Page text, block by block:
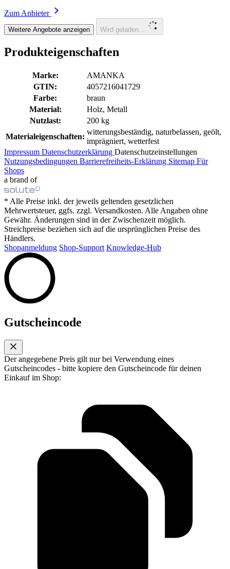
Zum Anbieter
Weitere Angebote anzeigen Wird geladen...
Produkteigenschaften
Marke:
AMANKA
GTIN:
4057216041729
Farbe:
braun
Material:
Holz, Metall
Nutzlast:
200 kg
Materialeigenschaften:
witterungsbeständig, naturbelassen, geölt,
imprägniert, wetterfest
Impressum Datenschutzerklärung Datenschutzeinstellungen
Nutzungsbedingungen Barrierefreiheits-Erklärung Sitemap Für
Shops
a brand of
* Alle Preise inkl. der jeweils geltenden gesetzlichen
Mehrwertsteuer, ggfs. zzgl. Versandkosten. Alle Angaben ohne
Gewähr. Änderungen sind in der Zwischenzeit möglich.
Streichpreise beziehen sich auf die ursprünglichen Preise des
Händlers.
Shopanmeldung Shop-Support Knowledge-Hub
Gutscheincode
Der angegebene Preis gilt nur bei Verwendung eines
Gutscheincodes - bitte kopiere den Gutscheincode für deinen
Einkauf im Shop: